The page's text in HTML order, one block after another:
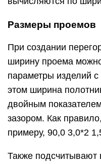
Размеры проемов
При создании
ширину проема
параметры изделий
этом ширина
двойным
зазором. Как
примеру, 90,0 3,0*2
Также подсчитывают